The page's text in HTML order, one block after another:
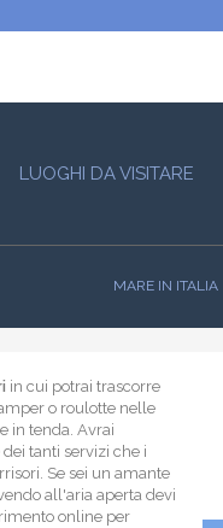
LUOGHI DA VISITARE
MARE IN ITALIA
in cui potrai trascorre
o roulotte nelle
in tenda. Avrai
tanti servizi che i
Se sei un amante
all'aria aperta devi
online per